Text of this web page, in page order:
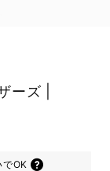
ーズ |
でOK